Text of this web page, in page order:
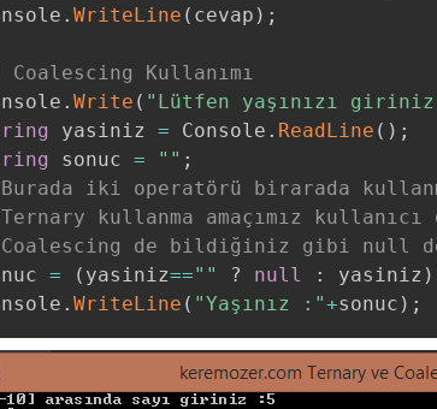
. WriteLine ( cevap ) ;
Kullanımı
. Write ( "Lütfen yaşınızı
yasiniz = Console . ReadLine ( ) ;
sonuc = "" ;
iki operatörü birarada
kullanma amaçımız
de bildiğiniz gibi null
= ( yasiniz=="" ? null : yasiniz )
. WriteLine ( "Yaşınız :"+sonuc ) ;